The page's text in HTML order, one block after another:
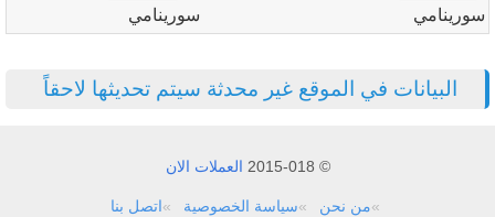
سورينامي
سورينامي
البيانات في الموقع غير محدثة سيتم تحديثها لاحقاً
© 2015-018 العملات الان
من نحن سياسة الخصوصية اتصل بنا